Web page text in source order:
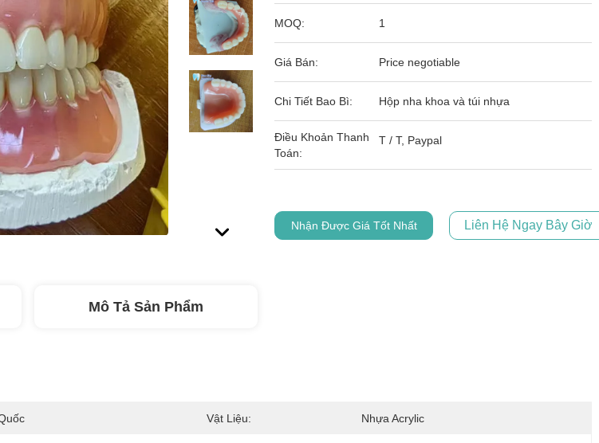
MOQ: 1
Giá Bán: Price negotiable
Chi Tiết Bao Bì: Hộp nha khoa và túi nhựa
Điều Khoản Thanh
Toán:
T / T, Paypal
Nhận Được Giá Tốt Nhất Liên Hệ Ngay Bây Giờ
Mô Tả Sản Phẩm
Vật Liệu: Nhựa Acrylic